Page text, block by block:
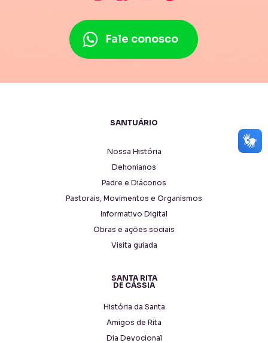
Fale conosco
SANTUÁRIO
Nossa História
Dehonianos
Padre e Diáconos
Pastorais, Movimentos e Organismos
Informativo Digital
Obras e ações sociais
Visita guiada
SANTA RITA
DE CÁSSIA
História da Santa
Amigos de Rita
Dia Devocional